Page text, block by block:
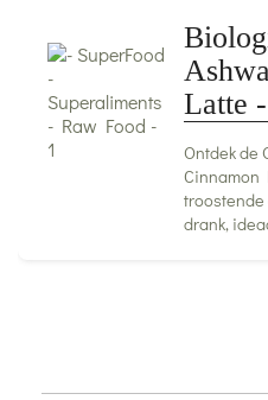
Latte
Ontdek de
Cinnamon
drank,